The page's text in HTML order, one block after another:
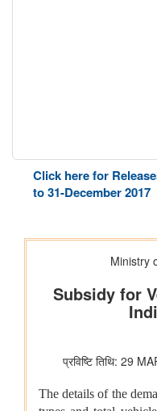
Click here for
to 31-December 2017